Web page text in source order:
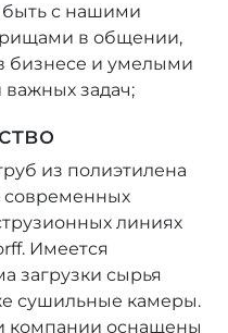
с нашими
в общении,
бизнесе и умелыми
задач;
из полиэтилена
современных
линиях
Имеется
загрузки сырья
сушильные камеры.
компании оснащены